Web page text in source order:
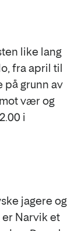
like lang
fra april til
på grunn av
vær og
i
jagere og
er Narvik et